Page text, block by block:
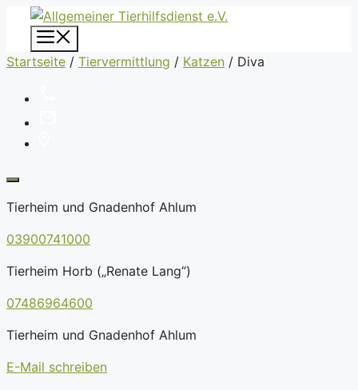
Zum
Inhalt
springen
Startseite / Tiervermittlung / Katzen / Diva
Tierheim und Gnadenhof Ahlum
03900741000
Tierheim Horb („Renate Lang“)
07486964600
Tierheim und Gnadenhof Ahlum
E-Mail schreiben